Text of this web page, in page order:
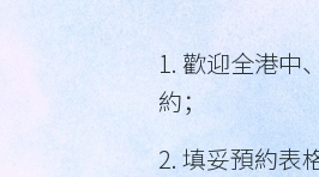
1. 歡迎全港中
約；
2. 填妥預約表